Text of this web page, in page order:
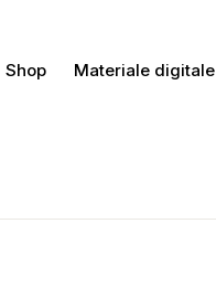
Shop Materiale digitale